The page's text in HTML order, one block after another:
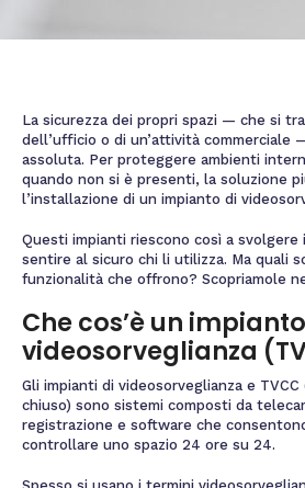
La sicurezza dei propri spazi — che si
dell’ufficio o di un’attività commerciale
assoluta. Per proteggere ambienti
quando non si è presenti, la soluzione
l’installazione di un impianto di
Questi impianti riescono così a
sentire al sicuro chi li utilizza. Ma quali
funzionalità che offrono? Scopriamole
Che cos’è un
videosorveglianza
Gli impianti di videosorveglianza e
chiuso) sono sistemi composti da
registrazione e software che
controllare uno spazio 24 ore su 24.